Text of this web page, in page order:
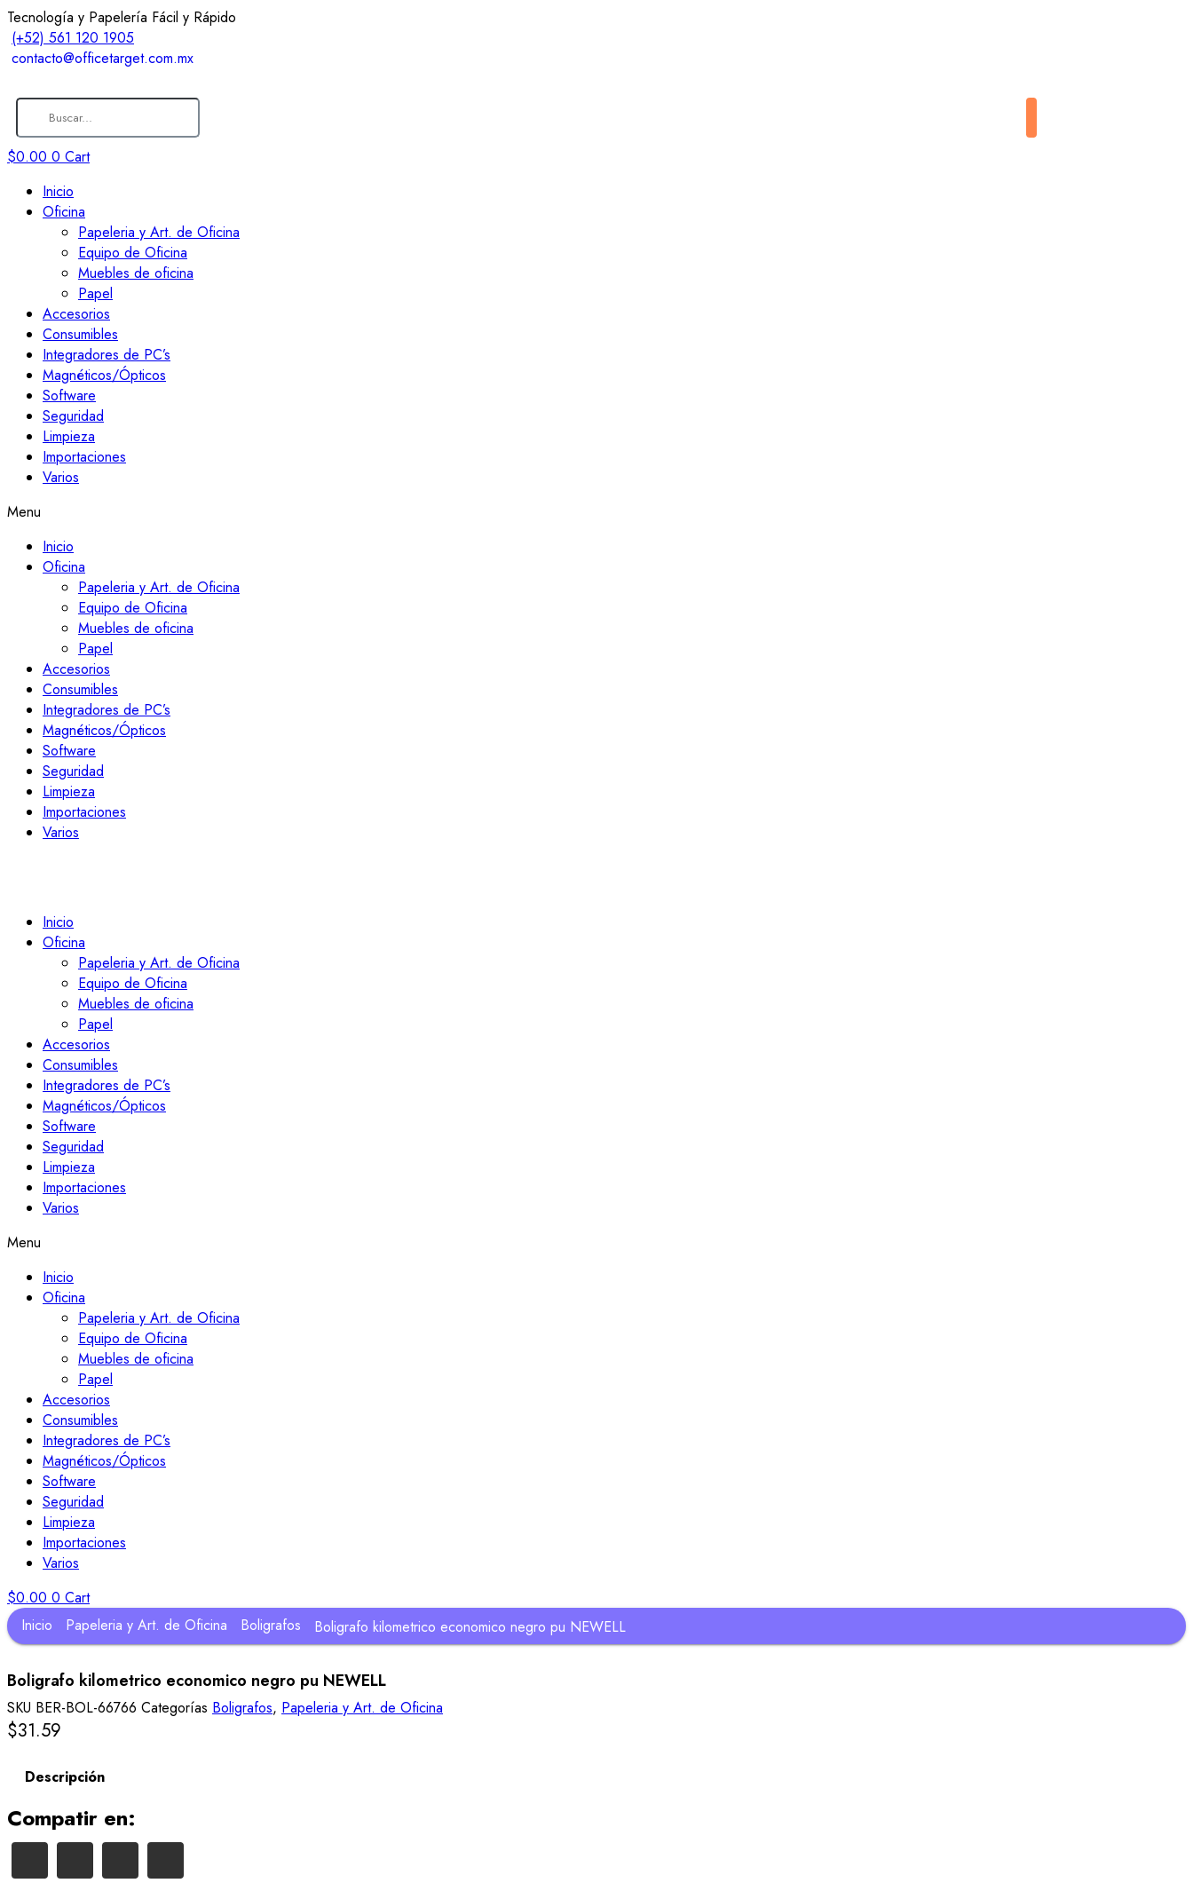
Tecnología y Papelería Fácil y Rápido
(+52) 561 120 1905
contacto@officetarget.com.mx
$0.00 0 Cart
Inicio
Oficina
Papeleria y Art. de Oficina
Equipo de Oficina
Muebles de oficina
Papel
Accesorios
Consumibles
Integradores de PC’s
Magnéticos/Ópticos
Software
Seguridad
Limpieza
Importaciones
Varios
Menu
Inicio
Oficina
Papeleria y Art. de Oficina
Equipo de Oficina
Muebles de oficina
Papel
Accesorios
Consumibles
Integradores de PC’s
Magnéticos/Ópticos
Software
Seguridad
Limpieza
Importaciones
Varios
Inicio
Oficina
Papeleria y Art. de Oficina
Equipo de Oficina
Muebles de oficina
Papel
Accesorios
Consumibles
Integradores de PC’s
Magnéticos/Ópticos
Software
Seguridad
Limpieza
Importaciones
Varios
Menu
Inicio
Oficina
Papeleria y Art. de Oficina
Equipo de Oficina
Muebles de oficina
Papel
Accesorios
Consumibles
Integradores de PC’s
Magnéticos/Ópticos
Software
Seguridad
Limpieza
Importaciones
Varios
$0.00 0 Cart
Inicio
Papeleria y Art. de Oficina Boligrafos Boligrafo kilometrico economico negro pu NEWELL
Boligrafo kilometrico economico negro pu NEWELL
SKU BER-BOL-66766 Categorías Boligrafos, Papeleria y Art. de Oficina
$31.59
Descripción
Compatir en: